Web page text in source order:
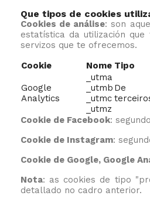
Que tipos de cookies
Cookies de análise: son
estatística da utilización
servizos que te ofrecemos.
Cookie
Nome Tipo
Google
Analytics
_utma
_utmb
_utmc
_utmz
De
Cookie de Facebook:
Cookie de Instagram:
Cookie de Google, Google
Nota: as cookies de tipo
detallado no cadro anterior.